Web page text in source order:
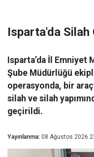
Isparta'da Silah
Isparta’da İl Emniyet
Şube Müdürlüğü
operasyonda, bir
silah ve silah
geçirildi.
Yayınlanma: 08 Ağustos 2026